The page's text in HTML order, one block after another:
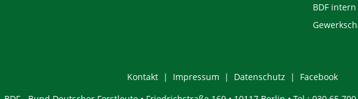
BDF intern
Kontakt Impressum Datenschutz
Facebook